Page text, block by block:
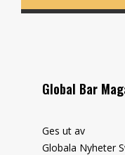
Global Bar
Ges ut av
Globala Nyheter